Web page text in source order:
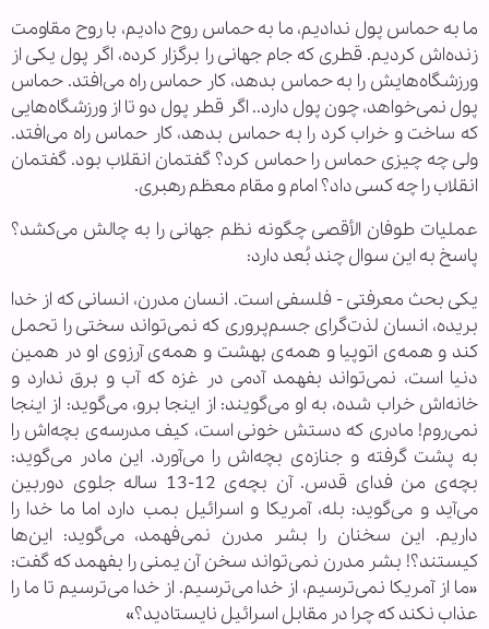
ما به حماس پول ندادیم، ما به حماس روح دادیم، با روح مقاومت
زنده‌اش کردیم. قطری که جام جهانی را برگزار کرده، اگر پول یکی از
ورزشگاه‌هایش را به حماس بدهد، کار حماس راه می‌افتد. حماس
پول نمی‌خواهد، چون پول دارد.. اگر قطر پول دو تا از ورزشگاه‌هایی
که ساخت و خراب کرد را به حماس بدهد، کار حماس راه می‌افتد.
ولی چه چیزی حماس را حماس کرد؟ گفتمان انقلاب بود. گفتمان
انقلاب را چه کسی داد؟ امام و مقام معظم رهبری.
عملیات طوفان الأقصی چگونه نظم جهانی را به چالش می‌کشد؟
پاسخ به این سوال چند بُعد دارد:
یکی بحث معرفتی - فلسفی است. انسان مدرن، انسانی که از خدا
بریده، انسان لذت‌گرای جسم‌پروری که نمی‌تواند سختی را تحمل
کند و همه‌ی اتوپیا و همه‌ی بهشت و همه‌ی آرزوی او در همین
دنیا است، نمی‌تواند بفهمد آدمی در غزه که آب و برق ندارد و
خانه‌اش خراب شده، به او می‌گویند: از اینجا برو، می‌گوید: از اینجا
نمی‌روم! مادری که دستش خونی است، کیف مدرسه‌ی بچه‌اش را
به پشت گرفته و جنازه‌ی بچه‌اش را می‌آورد. این مادر می‌گوید:
بچه‌ی من فدای قدس. آن بچه‌ی 12-13 ساله جلوی دوربین
می‌آید و می‌گوید: بله، آمریکا و اسرائیل بمب دارد اما ما خدا را
داریم. این سخنان را بشر مدرن نمی‌فهمد، می‌گوید: این‌ها
کیستند؟! بشر مدرن نمی‌تواند سخن آن یمنی را بفهمد که گفت:
«ما از آمریکا نمی‌ترسیم، از خدا می‌ترسیم. از خدا می‌ترسیم تا ما را
عذاب نکند که چرا در مقابل اسرائیل نایستادید؟»